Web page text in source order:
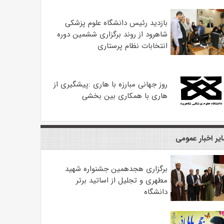
بازدید رئیس دانشگاه علوم پزشکی
شاهرود از روند برگزاری ششمین دوره
انتخابات نظام پرستاری
روز جهانی مبارزه با هاری :پیشگیری از
هاری با همکاری بین بخشی
اخبار عمومی
برگزاری هجدهمین جشنواره شهید
مطهری و تجلیل از اساتید برتر
دانشگاه